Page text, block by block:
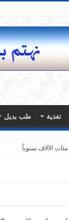
تغذية طب بديل
الآلاف سنوياً